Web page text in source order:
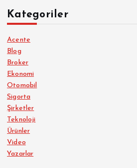
Kategoriler
Acente
Blog
Broker
Ekonomi
Otomobil
Sigorta
Şirketler
Teknoloji
Ürünler
Video
Yazarlar